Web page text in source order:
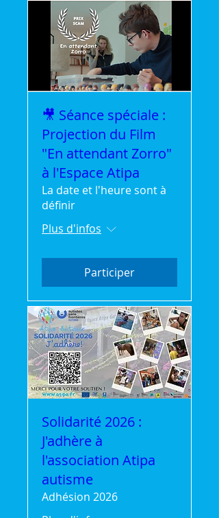
🎥 Séance spéciale :
Projection du Film
"En attendant Zorro"
à l'Espace Atipa
La date et l'heure sont à
définir
Plus d'infos
Participer
Solidarité 2026 :
J'adhère à
l'association Atipa
autisme
Adhésion 2026